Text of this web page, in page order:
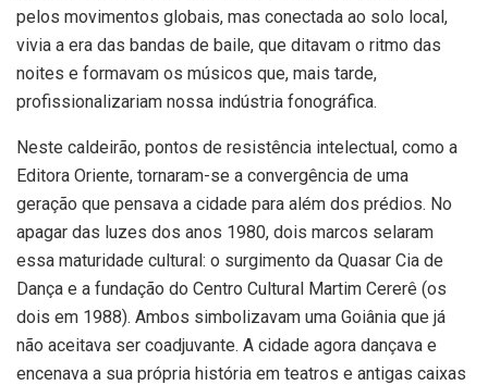
pelos movimentos globais, mas conectada ao solo local,
vivia a era das bandas de baile, que ditavam o ritmo das
noites e formavam os músicos que, mais tarde,
profissionalizariam nossa indústria fonográfica.
Neste caldeirão, pontos de resistência intelectual, como a
Editora Oriente, tornaram-se a convergência de uma
geração que pensava a cidade para além dos prédios. No
apagar das luzes dos anos 1980, dois marcos selaram
essa maturidade cultural: o surgimento da Quasar Cia de
Dança e a fundação do Centro Cultural Martim Cererê (os
dois em 1988). Ambos simbolizavam uma Goiânia que já
não aceitava ser coadjuvante. A cidade agora dançava e
encenava a sua própria história em teatros e antigas caixas